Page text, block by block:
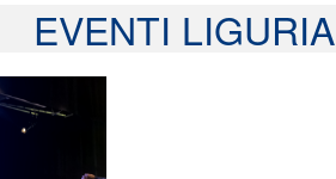
EVENTI LIGURIA